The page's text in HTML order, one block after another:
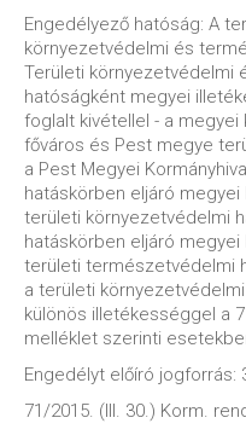
Engedélyező hatóság: A
környezetvédelmi és
Területi környezetvédelmi
hatóságként megyei
foglalt kivétellel - a megyei
főváros és Pest megye
a Pest Megyei
hatáskörben eljáró megyei
területi környezetvédelmi
hatáskörben eljáró megyei
területi természetvédelmi
a területi
különös illetékességgel a
melléklet szerinti
Engedélyt előíró jogforrás:
71/2015. (III. 30.) Korm.